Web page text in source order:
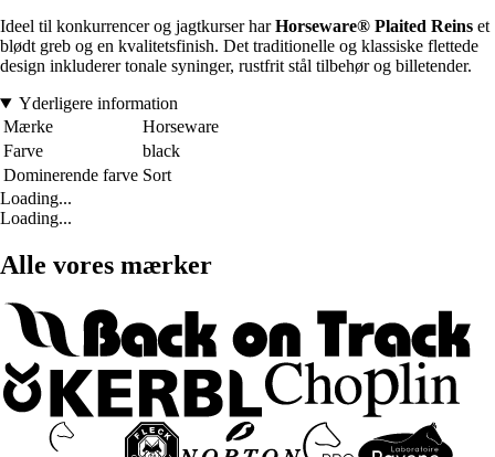
Ideel til konkurrencer og jagtkurser harHorseware® Plaited Reins et
blødt greb og en kvalitetsfinish. Det traditionelle og klassiske flettede
design inkluderer tonale syninger, rustfrit stål tilbehør og billetender.
Yderligere information
Mærke
Horseware
Farve
black
Dominerende farve Sort
Loading...
Loading...
Alle vores mærker